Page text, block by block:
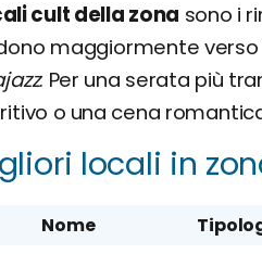
cult della zona sono i
maggiormente verso
. Per una serata più
o una cena
locali in
Nome